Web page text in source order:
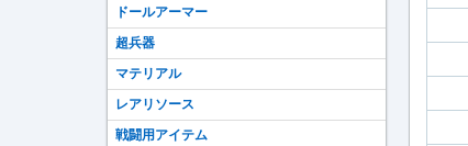
ドールアーマー
超兵器
マテリアル
レアリソース
戦闘用アイテム